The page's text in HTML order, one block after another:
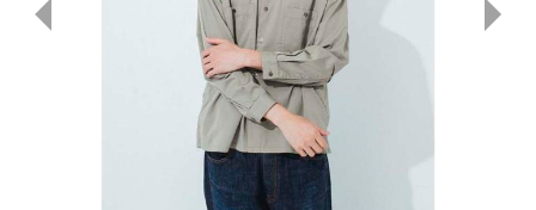
KNIT : ニット
SHIRT : シャツ
OUTERS : アウター
LADIES : レディース